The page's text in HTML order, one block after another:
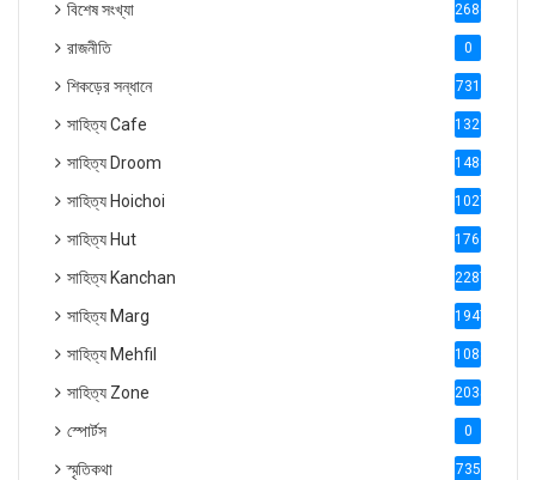
বিশেষ সংখ্যা 2686
রাজনীতি 0
শিকড়ের সন্ধানে 731
সাহিত্য Cafe 1321
সাহিত্য Droom 1488
সাহিত্য Hoichoi 1027
সাহিত্য Hut 1769
সাহিত্য Kanchan 2287
সাহিত্য Marg 1947
সাহিত্য Mehfil 1088
সাহিত্য Zone 2035
স্পোর্টস 0
স্মৃতিকথা 735